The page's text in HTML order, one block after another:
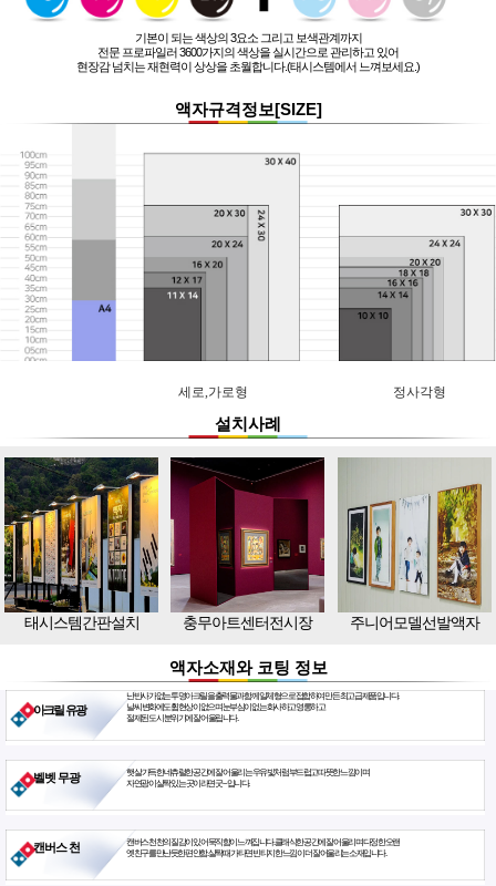
기본이 되는 색상의 3요소 그리고 보색관계까지
전문 프로파일러 3600가지의 색상을 실시간으로 관리하고 있어
현장감 넘치는 재현력이 상상을 초월합니다.(태시스템에서 느껴보세요.)
액자규격정보[SIZE]
세로,가로형 정사각형
설치사례
태시스템간판설치 충무아트센터전시장 주니어모델선발액자
액자소재와 코팅 정보
아크릴 유광
난반사가 없는 투명아크릴을 출력물과 함께 일체형으로 접합하여 만든 최고급 제품입니다.
날씨 변화에도 휨현상이 없으며 눈부심이 없는 화사하고 영롱하고
절제된 도시 분위기에 잘 어울립니다.
벨벳 무광
햇살 가득한 네츄럴한 공간에 잘 어울리는 우유빛처럼 부드럽고 따뜻한 느낌이며
자연광이 살짝 있는 곳이라면 굿~ 입니다.
캔버스 천
캔버스천 천의 질감이 있어 묵직함이 느껴집니다. 클래식한 공간에 잘 어울리며 다정한 오랜
옛친구를 만난듯한 편안함. 살짝 때가 타면 빈티지한 느낌이 더 잘 어울리는 소재입니다.